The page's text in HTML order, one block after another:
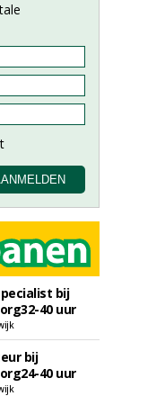
bij
40 uur
bij
40 uur